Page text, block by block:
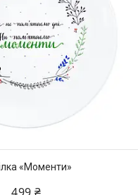
«Моменти»